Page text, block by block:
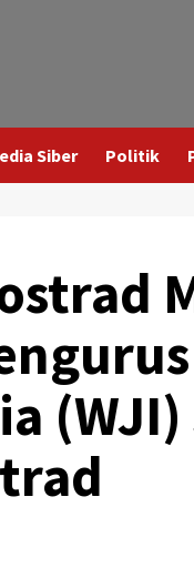
Siber Politik